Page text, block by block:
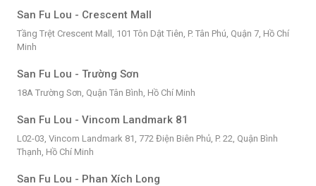
San Fu Lou - Crescent Mall
Tầng Trệt Crescent Mall, 101 Tôn Dật Tiên, P. Tân Phú, Quận 7, Hồ Chí
Minh
San Fu Lou - Trường Sơn
18A Trường Sơn, Quận Tân Bình, Hồ Chí Minh
San Fu Lou - Vincom Landmark 81
L02-03, Vincom Landmark 81, 772 Điện Biên Phủ, P. 22, Quận Bình
Thạnh, Hồ Chí Minh
San Fu Lou - Phan Xích Long